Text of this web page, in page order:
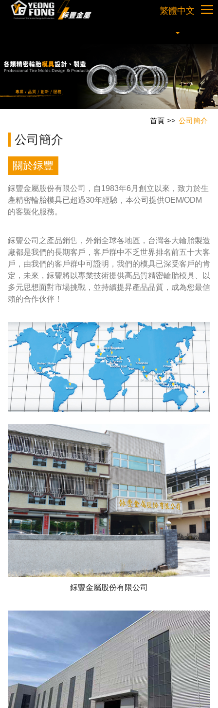
繁體中文
首頁 公司簡介
公司簡介
關於銢豐
銢豐金屬股份有限公司，自1983年6月創立以來，致力於生
產精密輪胎模具已超過30年經驗，本公司提供OEM/ODM
的客製化服務。
銢豐公司之產品銷售，外銷全球各地區，台灣各大輪胎製造
廠都是我們的長期客戶，客戶群中不乏世界排名前五十大客
戶，由我們的客戶群中可證明，我們的模具已深受客戶的肯
定，未來，銢豐將以專業技術提供高品質精密輪胎模具、以
多元思想面對市場挑戰，並持續提昇產品品質，成為您最信
賴的合作伙伴！
銢豐金屬股份有限公司